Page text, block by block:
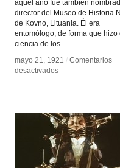
aquel año fue también
director del Museo de Historia
de Kovno, Lituania. Él era
entomólogo, de forma que hizo
ciencia de los
mayo 21, 1921 / Comentarios
desactivadosen
mayo 21, 1921 / Comentarios
desactivadosen